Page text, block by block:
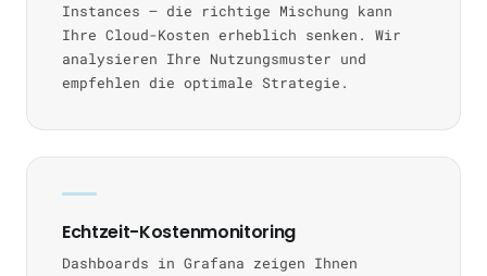
Instances — die richtige Mischung kann
Ihre Cloud-Kosten erheblich senken. Wir
analysieren Ihre Nutzungsmuster und
empfehlen die optimale Strategie.
Echtzeit-Kostenmonitoring
Dashboards in Grafana zeigen Ihnen